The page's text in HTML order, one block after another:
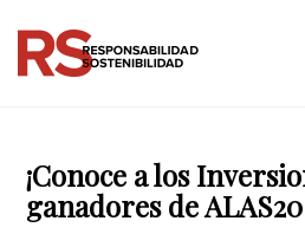
¡Conoce a los
ganadores de